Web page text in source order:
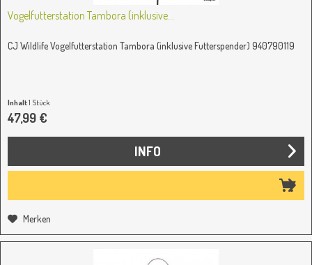
Vogelfutterstation Tambora (inklusive...
CJ Wildlife Vogelfutterstation Tambora (inklusive Futterspender) 940790119
Inhalt1 Stück
47,99 €
INFO
Merken